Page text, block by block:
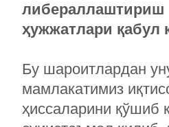
либераллаштириш
ҳужжатлари қабул
Бу шароитлардан
мамлакатимиз
ҳиссаларини қўшиб